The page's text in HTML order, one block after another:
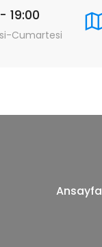
19:00
Cumartesi
Ansayfa